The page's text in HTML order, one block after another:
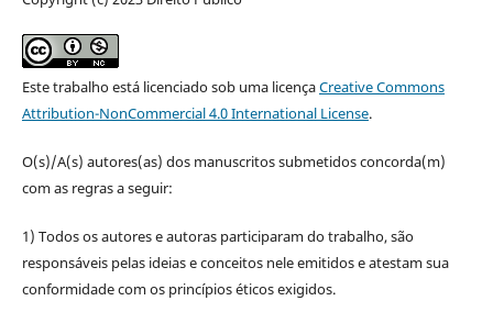
Este trabalho está licenciado sob uma licençaCreative Commons
Attribution-NonCommercial 4.0 International License.
O(s)/A(s) autores(as) dos manuscritos submetidos concorda(m)
com as regras a seguir:
1) Todos os autores e autoras participaram do trabalho, são
responsáveis pelas ideias e conceitos nele emitidos e atestam sua
conformidade com os princípios éticos exigidos.